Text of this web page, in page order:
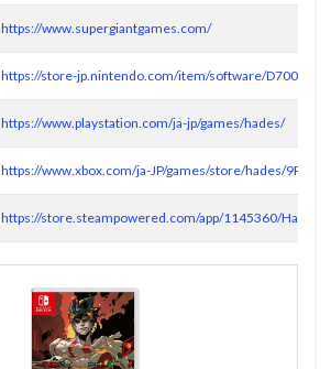
https://www.supergiantgames.com/
https://store-jp.nintendo.com/item/software/
https://www.playstation.com/ja-jp/games/hades/
https://www.xbox.com/ja-JP/games/store/hades/
https://store.steampowered.com/app/1145360/Hades/